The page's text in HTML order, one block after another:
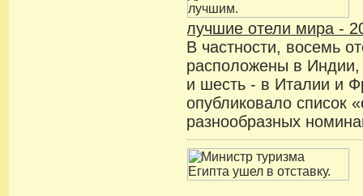
лучшие отели мира -
В частности, восемь
расположены в
и шесть - в Италии и
опубликовало список
разнообразных